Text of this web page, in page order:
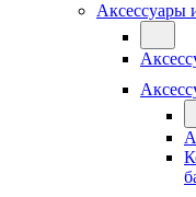
Аксессуары